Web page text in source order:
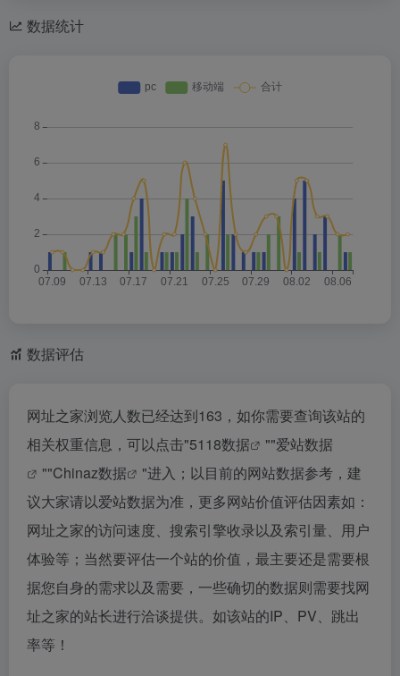
数据统计
数据评估
网址之家浏览人数已经达到163，如你需要查询该站的
相关权重信息，可以点击"5118数据 ""爱站数据
""Chinaz数据
"进入；以目前的网站数据参考，建
议大家请以爱站数据为准，更多网站价值评估因素如：
网址之家的访问速度、搜索引擎收录以及索引量、用户
体验等；当然要评估一个站的价值，最主要还是需要根
据您自身的需求以及需要，一些确切的数据则需要找网
址之家的站长进行洽谈提供。如该站的IP、PV、跳出
率等！